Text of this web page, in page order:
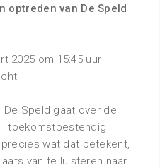
optreden van De Speld
2025 om 15:45 uur
De Speld gaat over de
toekomstbestendig
wat dat betekent,
van te luisteren naar